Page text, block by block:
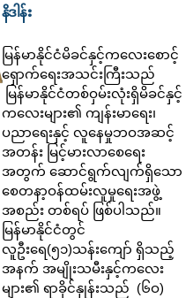
နိဒါန်း
မြန်မာနိုင်ငံမိခင်နှင့်ကလေးစောင့်
ရှောက်ရေးအသင်းကြီးသည်
မြန်မာနိုင်ငံတစ်ဝှမ်းလုံးရှိမိခင်နှင့်
ကလေးများ၏ ကျန်းမာရေး၊
ပညာရေးနှင့် လူနေမှုဘဝအဆင့်
အတန်း မြင့်မားလာစေရေး
အတွက် ဆောင်ရွက်လျက်ရှိသော
စေတနာ့ဝန်ထမ်းလူမှုရေးအဖွဲ့
အစည်း တစ်ရပ် ဖြစ်ပါသည်။
မြန်မာနိုင်ငံတွင်
လူဦးရေ(၅၁)သန်းကျော် ရှိသည့်
အနက် အမျိုးသမီးနှင့်ကလေး
များ၏ ရာခိုင်နှုန်းသည် (၆ဝ)